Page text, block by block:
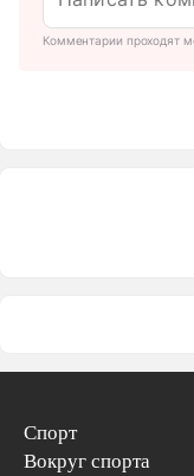
Комментарии проходят
Спорт
Вокруг спорта